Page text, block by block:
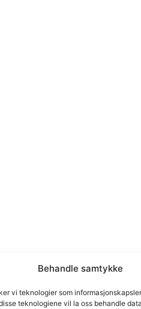
Behandle samtykke
vi teknologier som
teknologiene vil la oss behandle